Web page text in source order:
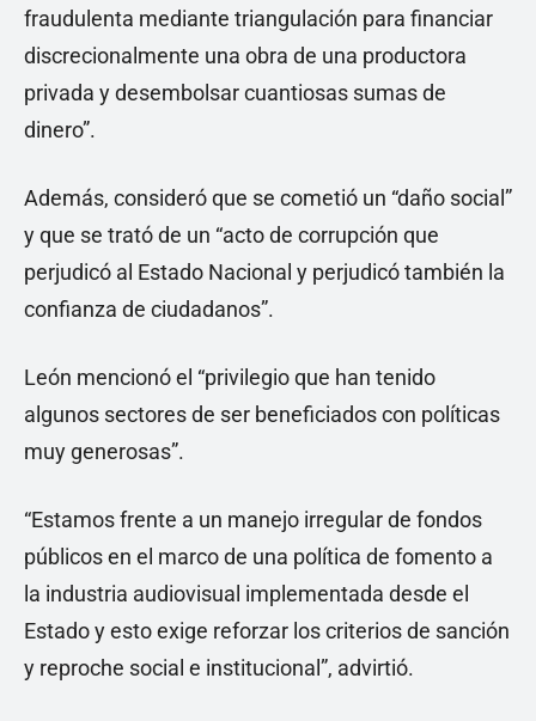
fraudulenta mediante triangulación para financiar
discrecionalmente una obra de una productora
privada y desembolsar cuantiosas sumas de
dinero”.
Además, consideró que se cometió un “daño social”
y que se trató de un “acto de corrupción que
perjudicó al Estado Nacional y perjudicó también la
confianza de ciudadanos”.
León mencionó el “privilegio que han tenido
algunos sectores de ser beneficiados con políticas
muy generosas”.
“Estamos frente a un manejo irregular de fondos
públicos en el marco de una política de fomento a
la industria audiovisual implementada desde el
Estado y esto exige reforzar los criterios de sanción
y reproche social e institucional”, advirtió.